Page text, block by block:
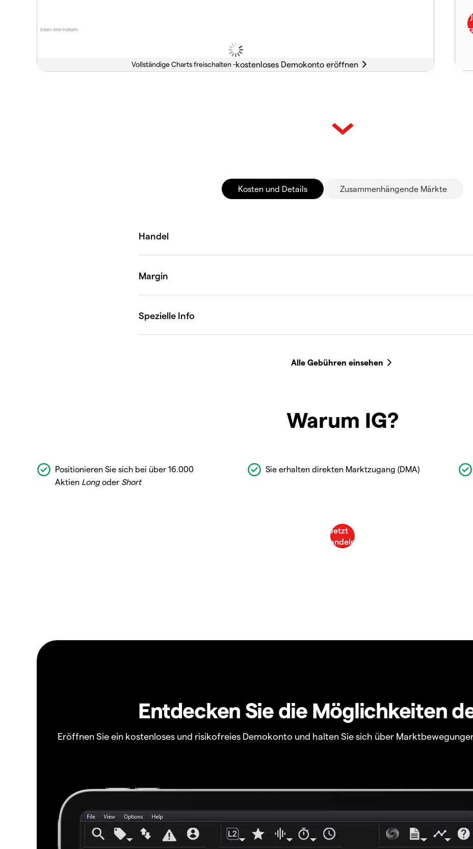
Daten sind indikativ
Vollständige Charts freischalten -
Kosten und Details Zusammenhängende Märkte
Warum IG?
Positionieren Sie sich bei über 16.000
Aktien Longoder Short
Sie erhalten direkten Marktzugang (DMA)
Entdecken Sie die Möglichkeiten
Eröffnen Sie ein kostenloses und risikofreies Demokonto und halten Sie sich über